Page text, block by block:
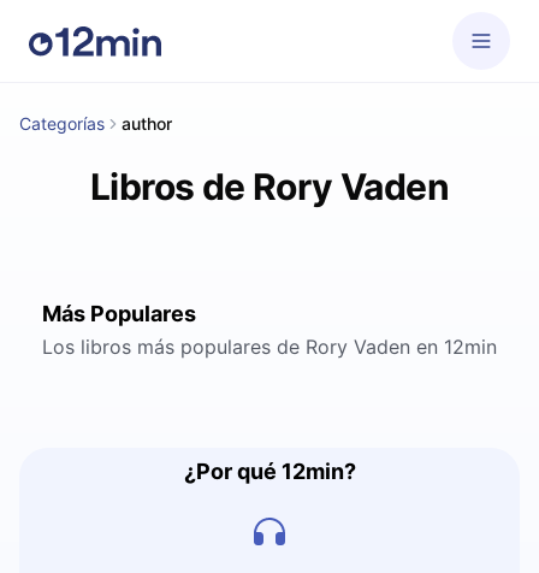
Categorías author
Libros de Rory Vaden
Más Populares
Los libros más populares de Rory Vaden en 12min
¿Por qué 12min?